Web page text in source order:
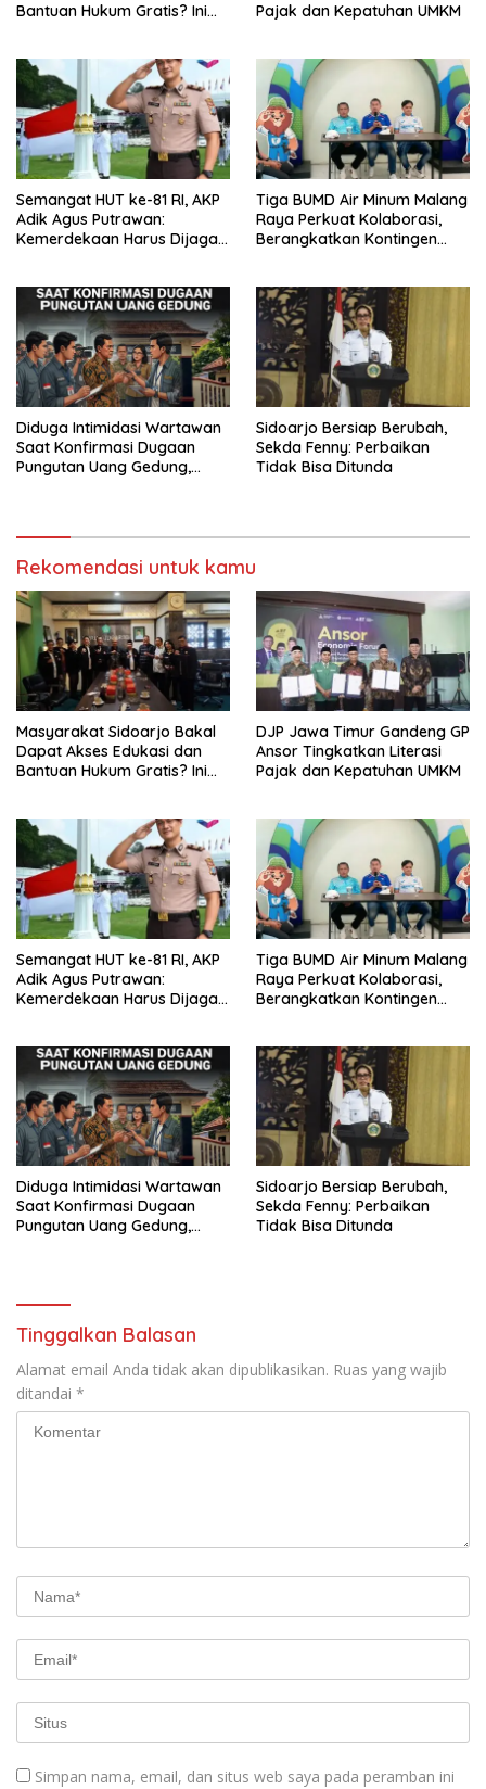
Bantuan Hukum Gratis? Ini
Pajak dan Kepatuhan UMKM
Semangat HUT ke-81 RI, AKP
Adik Agus Putrawan:
Kemerdekaan Harus Dijaga
Tiga BUMD Air Minum Malang
Raya Perkuat Kolaborasi,
Berangkatkan Kontingen
Diduga Intimidasi Wartawan
Saat Konfirmasi Dugaan
Pungutan Uang Gedung,
Sidoarjo Bersiap Berubah,
Sekda Fenny: Perbaikan
Tidak Bisa Ditunda
Rekomendasi untuk kamu
Masyarakat Sidoarjo Bakal
Dapat Akses Edukasi dan
Bantuan Hukum Gratis? Ini
DJP Jawa Timur Gandeng GP
Ansor Tingkatkan Literasi
Pajak dan Kepatuhan UMKM
Semangat HUT ke-81 RI, AKP
Adik Agus Putrawan:
Kemerdekaan Harus Dijaga
Tiga BUMD Air Minum Malang
Raya Perkuat Kolaborasi,
Berangkatkan Kontingen
Diduga Intimidasi Wartawan
Saat Konfirmasi Dugaan
Pungutan Uang Gedung,
Sidoarjo Bersiap Berubah,
Sekda Fenny: Perbaikan
Tidak Bisa Ditunda
Tinggalkan Balasan
Alamat email Anda tidak akan dipublikasikan. Ruas yang wajib
ditandai *
Simpan nama, email, dan situs web saya pada peramban ini